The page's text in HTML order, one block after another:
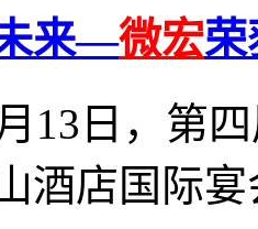
来—微宏
13日，第
酒店国际